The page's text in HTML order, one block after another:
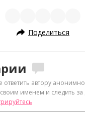
Поделиться
автору
именем и следить